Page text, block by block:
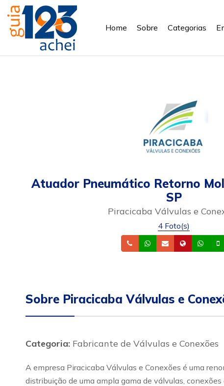
Home Sobre Categorias
Atuador Pneumático Retorno
SP
Piracicaba Válvulas e
4 Foto(s)
TelefoneWhatsapp
Email Site
Sobre Piracicaba Válvulas e
Categoria: Fabricante de Válvulas e Conexões
A empresa Piracicaba Válvulas e Conexões é uma
distribuição de uma ampla gama de válvulas,